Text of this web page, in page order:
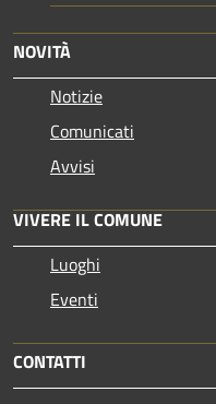
NOVITÀ
Notizie
Comunicati
Avvisi
VIVERE IL COMUNE
Luoghi
Eventi
CONTATTI